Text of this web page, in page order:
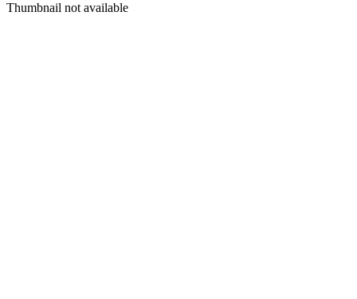
Thumbnail not available